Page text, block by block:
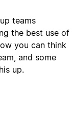
teams
the best use of
you can think
and some
up.